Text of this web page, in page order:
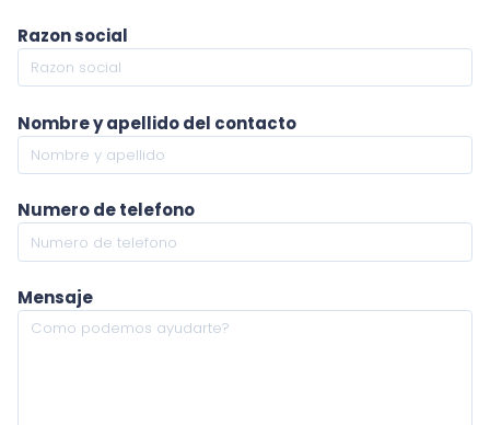
Razon social
Nombre y apellido del contacto
Numero de telefono
Mensaje